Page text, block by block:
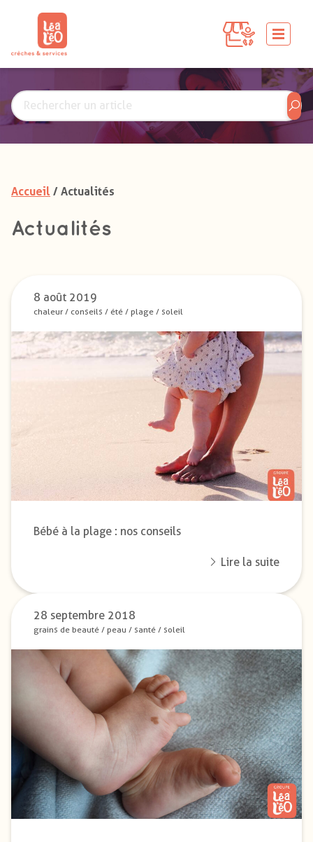
Accueil / Actualités
Actualités
8 août 2019
chaleur / conseils / été / plage / soleil
Bébé à la plage : nos conseils
Lire la suite
28 septembre 2018
grains de beauté / peau / santé / soleil